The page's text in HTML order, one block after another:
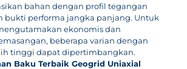
bahan dengan profil tegangan
bukti performa jangka panjang. Untuk
ekonomis dan
beberapa varian dengan
tinggi dapat dipertimbangkan.
Baku Terbaik Geogrid Uniaxial